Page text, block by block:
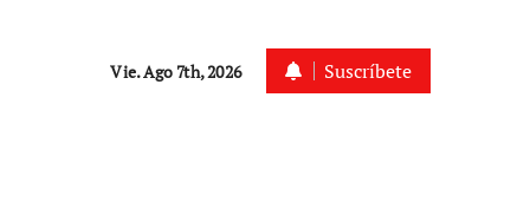
Vie. Ago 7th, 2026 Suscríbete